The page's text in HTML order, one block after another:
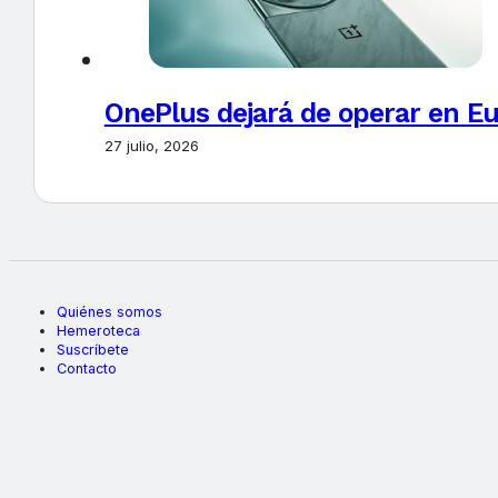
OnePlus dejará de operar en
27 julio, 2026
Quiénes somos
Hemeroteca
Suscríbete
Contacto